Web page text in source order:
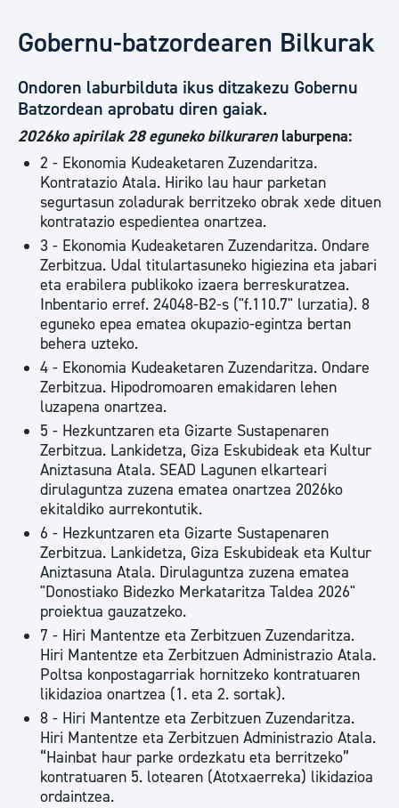
Gobernu-batzordearen Bilkurak
Ondoren laburbilduta ikus ditzakezu Gobernu
Batzordean aprobatu diren gaiak.
2026ko apirilak 28 eguneko bilkurarenlaburpena:
2 - Ekonomia Kudeaketaren Zuzendaritza.
Kontratazio Atala. Hiriko lau haur parketan
segurtasun zoladurak berritzeko obrak xede dituen
kontratazio espedientea onartzea.
3 - Ekonomia Kudeaketaren Zuzendaritza. Ondare
Zerbitzua. Udal titulartasuneko higiezina eta jabari
eta erabilera publikoko izaera berreskuratzea.
Inbentario erref. 24048-B2-s ("f.110.7" lurzatia). 8
eguneko epea ematea okupazio-egintza bertan
behera uzteko.
4 - Ekonomia Kudeaketaren Zuzendaritza. Ondare
Zerbitzua. Hipodromoaren emakidaren lehen
luzapena onartzea.
5 - Hezkuntzaren eta Gizarte Sustapenaren
Zerbitzua. Lankidetza, Giza Eskubideak eta Kultur
Aniztasuna Atala. SEAD Lagunen elkarteari
dirulaguntza zuzena ematea onartzea 2026ko
ekitaldiko aurrekontutik.
6 - Hezkuntzaren eta Gizarte Sustapenaren
Zerbitzua. Lankidetza, Giza Eskubideak eta Kultur
Aniztasuna Atala. Dirulaguntza zuzena ematea
"Donostiako Bidezko Merkataritza Taldea 2026"
proiektua gauzatzeko.
7 - Hiri Mantentze eta Zerbitzuen Zuzendaritza.
Hiri Mantentze eta Zerbitzuen Administrazio Atala.
Poltsa konpostagarriak hornitzeko kontratuaren
likidazioa onartzea (1. eta 2. sortak).
8 - Hiri Mantentze eta Zerbitzuen Zuzendaritza.
Hiri Mantentze eta Zerbitzuen Administrazio Atala.
“Hainbat haur parke ordezkatu eta berritzeko”
kontratuaren 5. lotearen (Atotxaerreka) likidazioa
ordaintzea.